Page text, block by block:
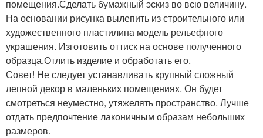
помещения.Сделать бумажный эскиз во всю величину.
На основании рисунка вылепить из строительного или
художественного пластилина модель рельефного
украшения. Изготовить оттиск на основе полученного
образца.Отлить изделие и обработать его.
Совет! Не следует устанавливать крупный сложный
лепной декор в маленьких помещениях. Он будет
смотреться неуместно, утяжелять пространство. Лучше
отдать предпочтение лаконичным образам небольших
размеров.